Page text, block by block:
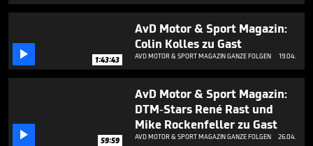
 1:43:43
AvD Motor & Sport Magazin:
Colin Kolles zu Gast
AVD MOTOR & SPORT MAGAZIN GANZE FOLGEN 19.04.
 59:59
AvD Motor & Sport Magazin:
DTM-Stars René Rast und
Mike Rockenfeller zu Gast
AVD MOTOR & SPORT MAGAZIN GANZE FOLGEN 26.04.